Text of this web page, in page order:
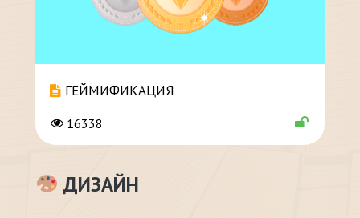
ГЕЙМИФИКАЦИЯ
16338
ДИЗАЙН